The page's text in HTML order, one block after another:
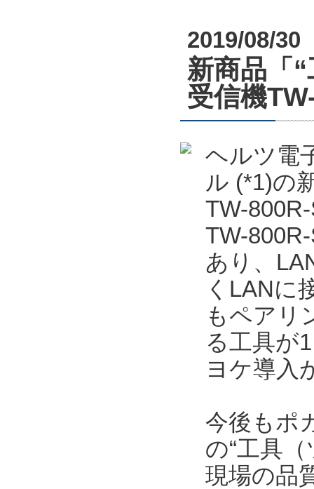
2019/08/30
新商品「
受信機
ヘルツ電
ル (*1)の
TW-
TW-
あり、
くLANに
もペアリ
る工具が
ヨケ導入
今後もポ
の“工具
現場の品